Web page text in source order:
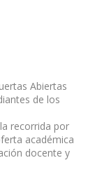
Abiertas
de los
recorrida por
académica
docente y